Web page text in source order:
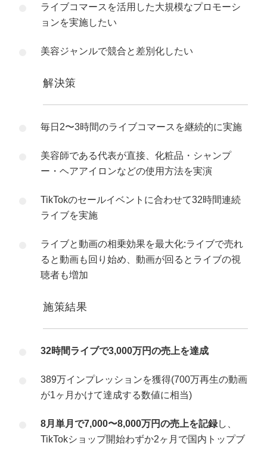
ライブコマースを活用した大規模なプロモーシ
ョンを実施したい
美容ジャンルで競合と差別化したい
解決策
毎日2〜3時間のライブコマースを継続的に実施
美容師である代表が直接、化粧品・シャンプ
ー・ヘアアイロンなどの使用方法を実演
TikTokのセールイベントに合わせて32時間連続
ライブを実施
ライブと動画の相乗効果を最大化:ライブで売れ
ると動画も回り始め、動画が回るとライブの視
聴者も増加
施策結果
32時間ライブで3,000万円の売上を達成
389万インプレッションを獲得(700万再生の動画
が1ヶ月かけて達成する数値に相当)
8月単月で7,000〜8,000万円の売上を記録し、
TikTokショップ開始わずか2ヶ月で国内トップブ